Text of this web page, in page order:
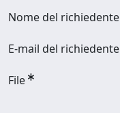
Nome del richiedente
E-mail del richiedente
File